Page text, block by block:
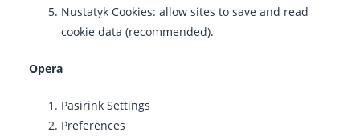
Nustatyk Cookies: allow sites to save and read
cookie data (recommended).
Opera
Pasirink Settings
Preferences